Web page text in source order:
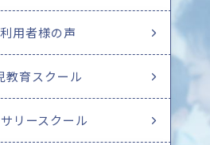
用者様の声
教育スクール
リースクール